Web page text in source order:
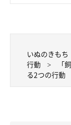
いぬのきもち
行動
「
る2つの行動